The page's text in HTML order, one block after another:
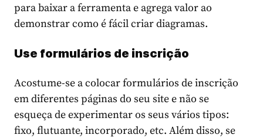
para baixar a ferramenta e agrega valor ao
demonstrar como é fácil criar diagramas.
Use formulários de inscrição
Acostume-se a colocar formulários de inscrição
em diferentes páginas do seu site e não se
esqueça de experimentar os seus vários tipos:
fixo, flutuante, incorporado, etc. Além disso, se